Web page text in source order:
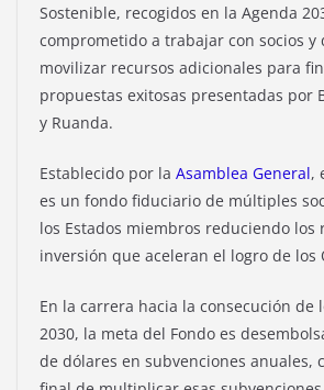
Sostenible, recogidos en la Agenda
comprometido a trabajar con socios y
movilizar recursos adicionales para
propuestas exitosas presentadas por
y Ruanda.
Establecido por la Asamblea General,
es un fondo fiduciario de múltiples
los Estados miembros reduciendo los
inversión que aceleran el logro de los
En la carrera hacia la consecución de
2030, la meta del Fondo es
de dólares en subvenciones anuales,